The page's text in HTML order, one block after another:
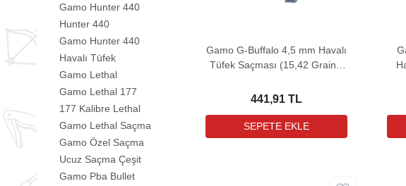
Gamo Hunter 440
Hunter 440
Gamo Hunter 440
Havalı Tüfek
Gamo Lethal
Gamo Lethal 177
177 Kalibre Lethal
Gamo Lethal Saçma
Gamo Özel Saçma
Ucuz Saçma Çeşit
Gamo Pba Bullet
Gamo G-Buffalo 4,5 mm Havalı
Tüfek Saçması (15,42 Grain -
441,91 TL